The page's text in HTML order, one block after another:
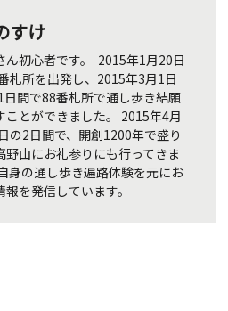
すけ
ん初心者です。 2015年1月20日
札所を出発し、2015年3月1日
日間で88番札所で通し歩き結願
ことができました。 2015年4月
の2日間で、開創1200年で盛り
野山にお礼参りにも行ってきま
身の通し歩き遍路体験を元にお
報を発信しています。